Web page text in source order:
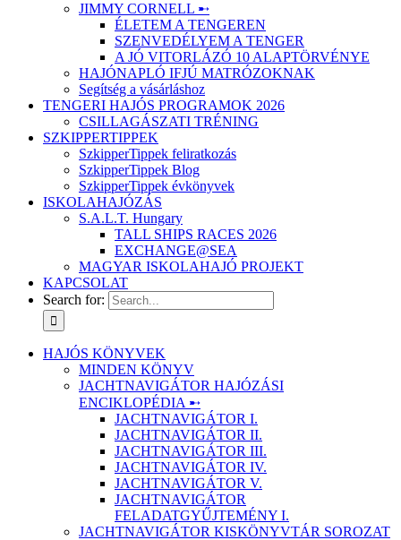
JIMMY CORNELL ➸
ÉLETEM A TENGEREN
SZENVEDÉLYEM A TENGER
A JÓ VITORLÁZÓ 10 ALAPTÖRVÉNYE
HAJÓNAPLÓ IFJÚ MATRÓZOKNAK
Segítség a vásárláshoz
TENGERI HAJÓS PROGRAMOK 2026
CSILLAGÁSZATI TRÉNING
SZKIPPERTIPPEK
SzkipperTippek feliratkozás
SzkipperTippek Blog
SzkipperTippek évkönyvek
ISKOLAHAJÓZÁS
S.A.L.T. Hungary
TALL SHIPS RACES 2026
EXCHANGE@SEA
MAGYAR ISKOLAHAJÓ PROJEKT
KAPCSOLAT
Search for:
HAJÓS KÖNYVEK
MINDEN KÖNYV
JACHTNAVIGÁTOR HAJÓZÁSI
ENCIKLOPÉDIA ➸
JACHTNAVIGÁTOR I.
JACHTNAVIGÁTOR II.
JACHTNAVIGÁTOR III.
JACHTNAVIGÁTOR IV.
JACHTNAVIGÁTOR V.
JACHTNAVIGÁTOR
FELADATGYŰJTEMÉNY I.
JACHTNAVIGÁTOR KISKÖNYVTÁR SOROZAT